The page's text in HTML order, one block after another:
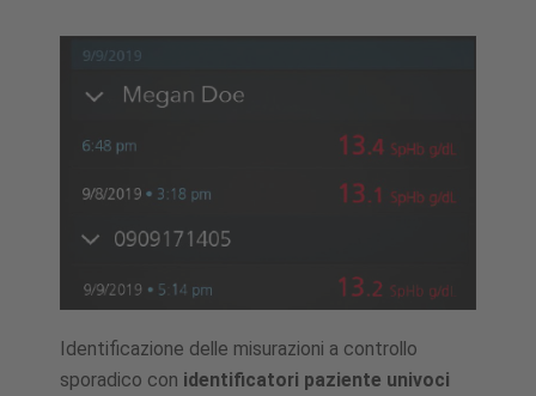
Identificazione delle misurazioni a controllo
sporadico con identificatori paziente univoci